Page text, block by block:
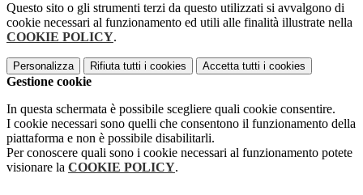
Questo sito o gli strumenti terzi da questo utilizzati si avvalgono di
cookie necessari al funzionamento ed utili alle finalità illustrate nella
COOKIE POLICY.
Personalizza Rifiuta tutti i cookies Accetta tutti i cookies
Gestione cookie
In questa schermata è possibile scegliere quali cookie consentire.
I cookie necessari sono quelli che consentono il funzionamento della
piattaforma e non è possibile disabilitarli.
Per conoscere quali sono i cookie necessari al funzionamento potete
visionare la COOKIE POLICY.